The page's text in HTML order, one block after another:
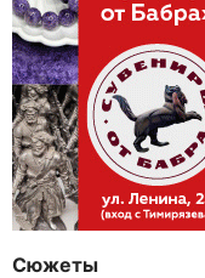
Сюжеты